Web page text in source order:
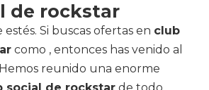
de rockstar
Si buscas ofertas en club
como , entonces has venido al
reunido una enorme